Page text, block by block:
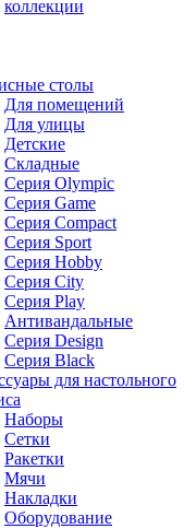
коллекции
столы
Для помещений
Для улицы
Детские
Складные
Серия Olympic
Серия Game
Серия Compact
Серия Sport
Серия Hobby
Серия City
Серия Play
Антивандальные
Серия Design
Серия Black
для настольного
Наборы
Сетки
Ракетки
Мячи
Накладки
Оборудование